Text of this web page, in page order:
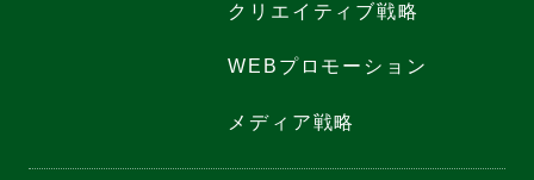
クリエイティブ戦略
WEBプロモーション
メディア戦略